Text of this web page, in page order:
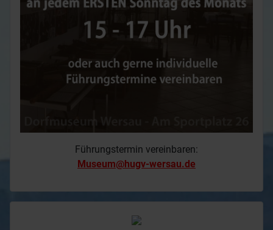
Führungstermin vereinbaren:
Museum@hugv-wersau.de